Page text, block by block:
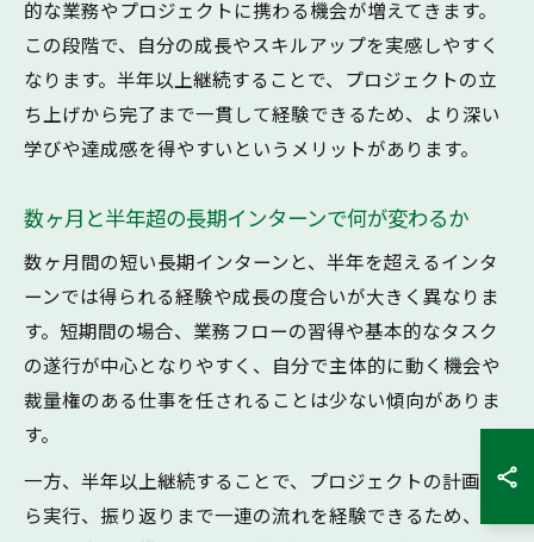
的な業務やプロジェクトに携わる機会が増えてきます。
この段階で、自分の成長やスキルアップを実感しやすく
なります。半年以上継続することで、プロジェクトの立
ち上げから完了まで一貫して経験できるため、より深い
学びや達成感を得やすいというメリットがあります。
数ヶ月と半年超の長期インターンで何が変わるか
数ヶ月間の短い長期インターンと、半年を超えるインタ
ーンでは得られる経験や成長の度合いが大きく異なりま
す。短期間の場合、業務フローの習得や基本的なタスク
の遂行が中心となりやすく、自分で主体的に動く機会や
裁量権のある仕事を任されることは少ない傾向がありま
す。
一方、半年以上継続することで、プロジェクトの計画か
ら実行、振り返りまで一連の流れを経験できるため、ビ